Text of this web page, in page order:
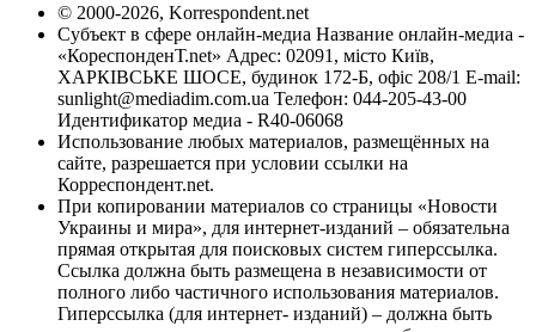
© 2000-2026, Korrespondent.net
Субъект в сфере онлайн-медиа Название онлайн-медиа -
«КореспонденТ.net» Адрес: 02091, місто Київ,
ХАРКІВСЬКЕ ШОСЕ, будинок 172-Б, офіс 208/1 E-mail:
sunlight@mediadim.com.ua Телефон: 044-205-43-00
Идентификатор медиа - R40-06068
Использование любых материалов, размещённых на
сайте, разрешается при условии ссылки на
Корреспондент.net.
При копировании материалов со страницы «Новости
Украины и мира», для интернет-изданий – обязательна
прямая открытая для поисковых систем гиперссылка.
Ссылка должна быть размещена в независимости от
полного либо частичного использования материалов.
Гиперссылка (для интернет- изданий) – должна быть